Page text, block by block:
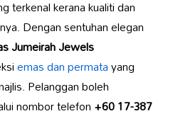
terkenal kerana kualiti dan
Dengan sentuhan elegan
Jumeirah Jewels
emas dan permatayang
Pelanggan boleh
nombor telefon+60 17-387